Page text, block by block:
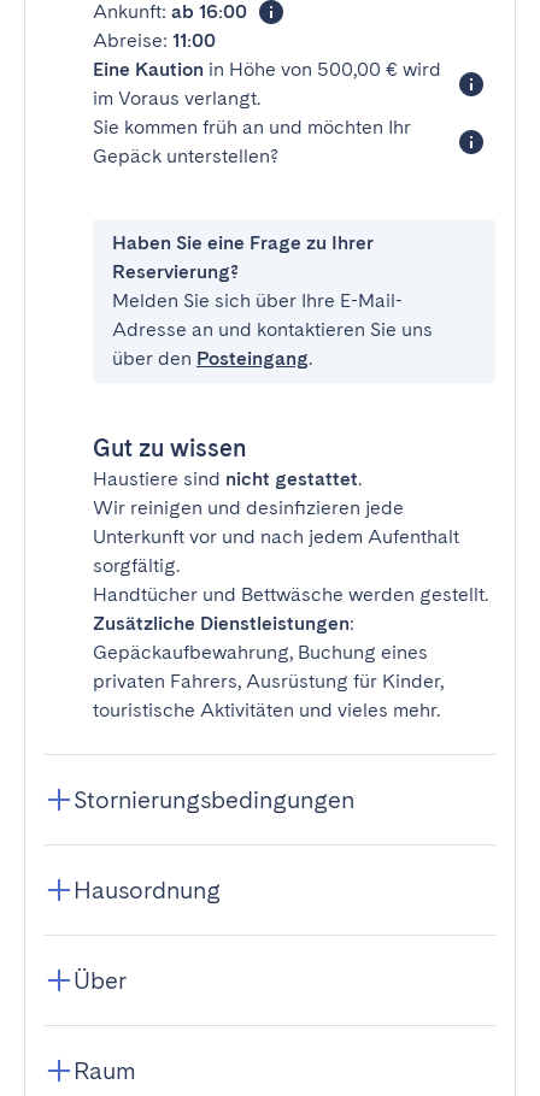
Ankunft: ab 16:00
Abreise: 11:00
Eine Kaution in Höhe von 500,00 € wird
im Voraus verlangt.
Sie kommen früh an und möchten Ihr
Gepäck unterstellen?
Haben Sie eine Frage zu Ihrer
Reservierung?
Melden Sie sich über Ihre E-Mail-
Adresse an und kontaktieren Sie uns
über den Posteingang.
Gut zu wissen
Haustiere sind nicht gestattet.
Wir reinigen und desinfizieren jede
Unterkunft vor und nach jedem Aufenthalt
sorgfältig.
Handtücher und Bettwäsche werden gestellt.
Zusätzliche Dienstleistungen:
Gepäckaufbewahrung, Buchung eines
privaten Fahrers, Ausrüstung für Kinder,
touristische Aktivitäten und vieles mehr.
Stornierungsbedingungen
Hausordnung
Über
Raum